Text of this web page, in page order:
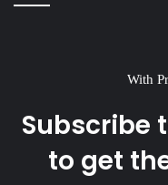
With
Subscribe
to get